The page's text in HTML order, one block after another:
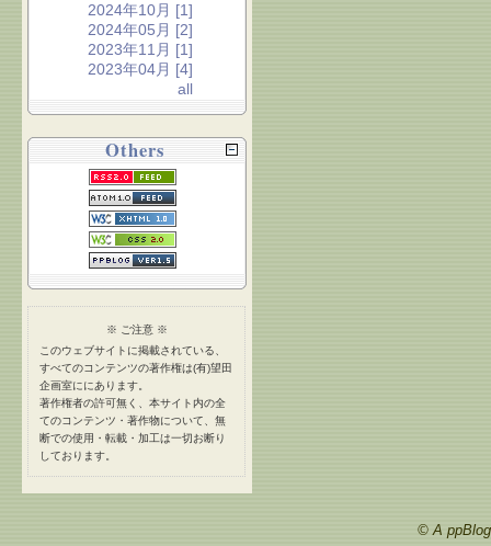
2024年10月 [1]
2024年05月 [2]
2023年11月 [1]
2023年04月 [4]
all
Others
※ ご注意 ※
このウェブサイトに掲載されている、
すべてのコンテンツの著作権は(有)望田
企画室ににあります。
著作権者の許可無く、本サイト内の全
てのコンテンツ・著作物について、無
断での使用・転載・加工は一切お断り
しております。
© A